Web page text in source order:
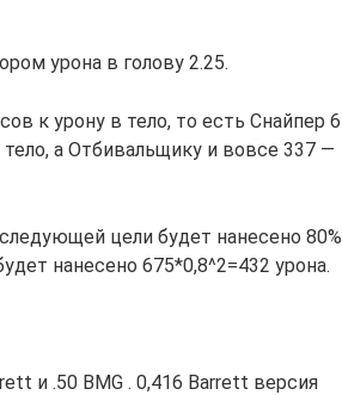
урона в голову 2.25.
к урону в тело, то есть Снайпер 6
а Отбивальщику и вовсе 337 —
цели будет нанесено 80%
нанесено 675*0,8^2=432 урона.
и .50 BMG . 0,416 Barrett версия